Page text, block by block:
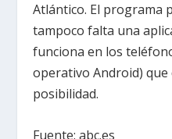
Atlántico. El programa
tampoco falta una
funciona en los
operativo Android) que
posibilidad.
Fuente: abc.es